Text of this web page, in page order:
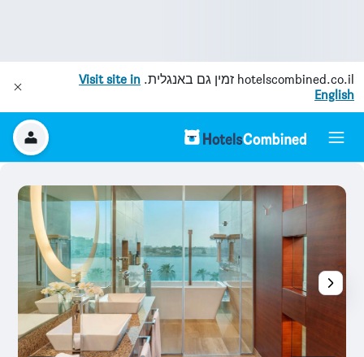
hotelscombined.co.il זמין גם באנגלית. Visit site in
English